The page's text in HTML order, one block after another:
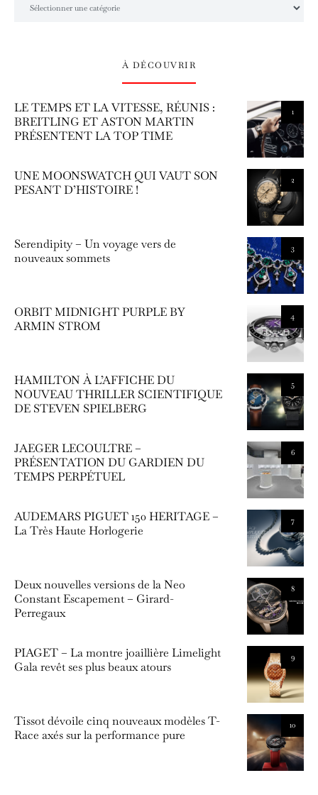
À DÉCOUVRIR
1
LE TEMPS ET LA VITESSE, RÉUNIS :
BREITLING ET ASTON MARTIN
PRÉSENTENT LA TOP TIME
2
UNE MOONSWATCH QUI VAUT SON
PESANT D’HISTOIRE !
3
Serendipity – Un voyage vers de
nouveaux sommets
4
ORBIT MIDNIGHT PURPLE BY
ARMIN STROM
5
HAMILTON À L’AFFICHE DU
NOUVEAU THRILLER SCIENTIFIQUE
DE STEVEN SPIELBERG
6
JAEGER LECOULTRE –
PRÉSENTATION DU GARDIEN DU
TEMPS PERPÉTUEL
7
AUDEMARS PIGUET 150 HERITAGE –
La Très Haute Horlogerie
8
Deux nouvelles versions de la Neo
Constant Escapement – Girard-
Perregaux
9
PIAGET – La montre joaillière Limelight
Gala revêt ses plus beaux atours
10
Tissot dévoile cinq nouveaux modèles T-
Race axés sur la performance pure